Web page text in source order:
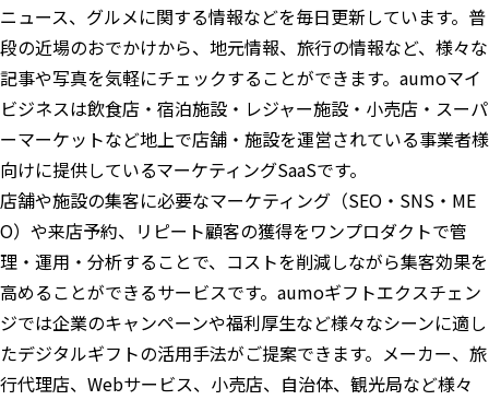
ニュース、グルメに関する情報などを毎日更新しています。普
段の近場のおでかけから、地元情報、旅行の情報など、様々な
記事や写真を気軽にチェックすることができます。aumoマイ
ビジネスは飲食店・宿泊施設・レジャー施設・小売店・スーパ
ーマーケットなど地上で店舗・施設を運営されている事業者様
向けに提供しているマーケティングSaaSです。
店舗や施設の集客に必要なマーケティング（SEO・SNS・ME
O）や来店予約、リピート顧客の獲得をワンプロダクトで管
理・運用・分析することで、コストを削減しながら集客効果を
高めることができるサービスです。aumoギフトエクスチェン
ジでは企業のキャンペーンや福利厚生など様々なシーンに適し
たデジタルギフトの活用手法がご提案できます。メーカー、旅
行代理店、Webサービス、小売店、自治体、観光局など様々